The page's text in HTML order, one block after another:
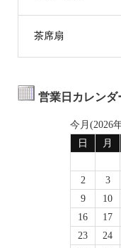
茶席扇
営業日カレンダ
今月(2026
日
月
2
3
9
10
16
17
23
24